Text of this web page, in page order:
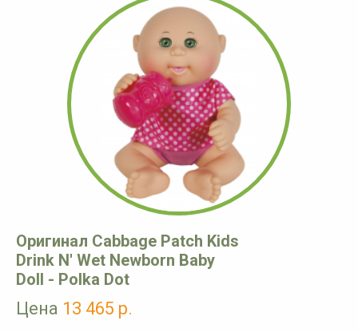
Оригинал Cabbage Patch Kids
Drink N' Wet Newborn Baby
Doll - Polka Dot
Цена 13 465 р.